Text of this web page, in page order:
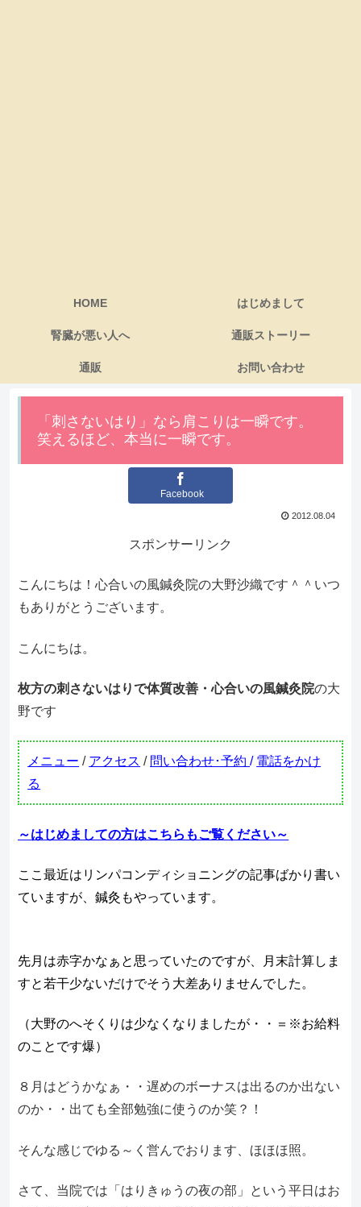
HOME はじめまして
腎臓が悪い人へ 通販ストーリー
通販 お問い合わせ
「刺さないはり」なら肩こりは一瞬です。
笑えるほど、本当に一瞬です。
Facebook
2012.08.04
スポンサーリンク
こんにちは！心合いの風鍼灸院の大野沙織です＾＾いつ
もありがとうございます。
こんにちは。
枚方の刺さないはりで体質改善・心合いの風鍼灸院の大
野です
メニュー / アクセス / 問い合わせ･予約/ 電話をかけ
る
～はじめましての方はこちらもご覧ください～
ここ最近はリンパコンディショニングの記事ばかり書い
ていますが、鍼灸もやっています。
先月は赤字かなぁと思っていたのですが、月末計算しま
すと若干少ないだけでそう大差ありませんでした。
（大野のへそくりは少なくなりましたが・・＝※お給料
のことです爆）
８月はどうかなぁ・・遅めのボーナスは出るのか出ない
のか・・出ても全部勉強に使うのか笑？！
そんな感じでゆる～く営んでおります、ほほほ照。
さて、当院では「はりきゅうの夜の部」という平日はお